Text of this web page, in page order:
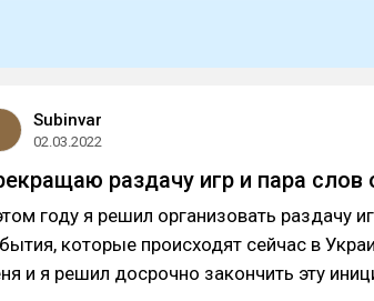
Subinvar
02.03.2022
раздачу игр и пара
году я решил организовать раздачу
которые происходят сейчас в
и я решил досрочно закончить эту